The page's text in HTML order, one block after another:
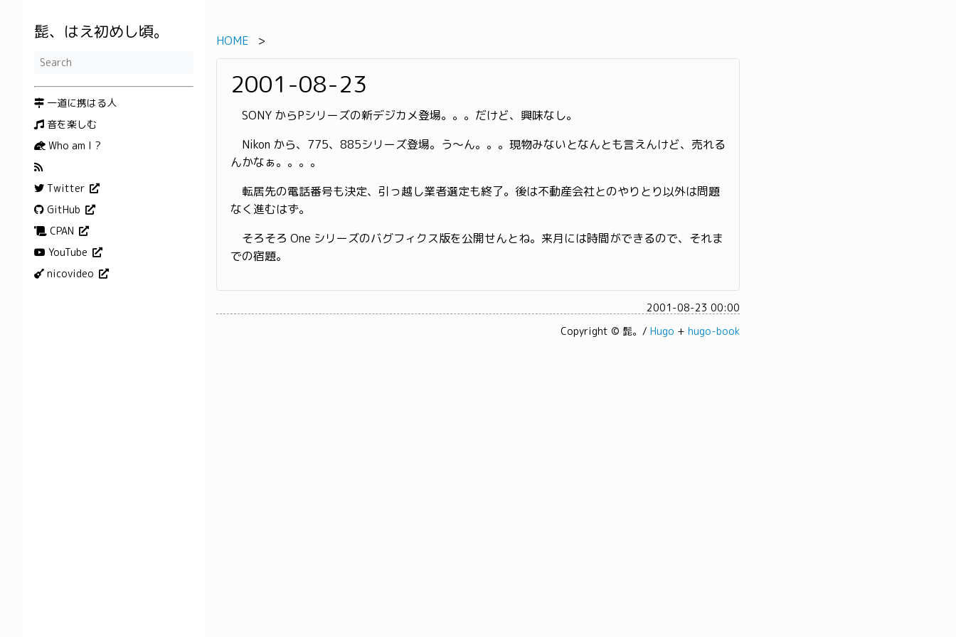
髭、はえ初めし頃。
一道に携はる人
音を楽しむ
Who am I ?
Twitter
GitHub
CPAN
YouTube
nicovideo
HOME
2001-08-23
SONY からPシリーズの新デジカメ登場。。。だけど、興味なし。
Nikon から、775、885シリーズ登場。う〜ん。。。現物みないとなんとも言えんけど、売れる
んかなぁ。。。。
転居先の電話番号も決定、引っ越し業者選定も終了。後は不動産会社とのやりとり以外は問題
なく進むはず。
そろそろ One シリーズのバグフィクス版を公開せんとね。来月には時間ができるので、それま
での宿題。
2001-08-23 00:00
Copyright © 髭。/ Hugo + hugo-book